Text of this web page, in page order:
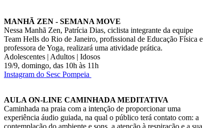
MANHÃ ZEN - SEMANA MOVE
Nessa Manhã Zen, Patrícia Dias, ciclista integrante da equipe
Team Hells do Rio de Janeiro, profissional de Educação Física e
professora de Yoga, realizará uma atividade prática.
Adolescentes | Adultos | Idosos
19/9, domingo, das 10h às 11h
Instagram do Sesc Pompeia
AULA ON-LINE CAMINHADA MEDITATIVA
Caminhada na praia com a intenção de proporcionar uma
experiência áudio guiada, na qual o público terá contato com: a
contemplação do ambiente e sons, a atenção à respiração e a sua